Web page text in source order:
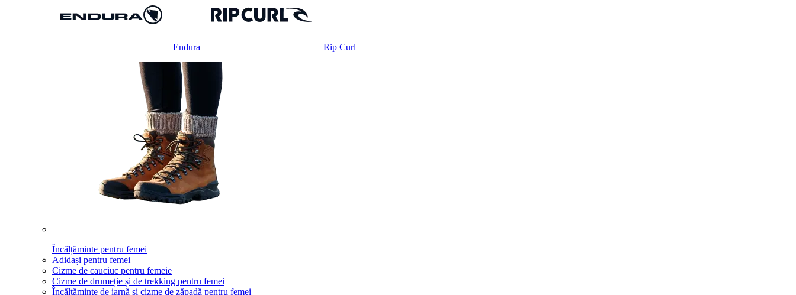
Endura Rip Curl
Încălțăminte pentru femei
Adidași pentru femei
Cizme de cauciuc pentru femeie
Cizme de drumeție și de trekking pentru femei
Încălțăminte de iarnă și cizme de zăpadă pentru femei